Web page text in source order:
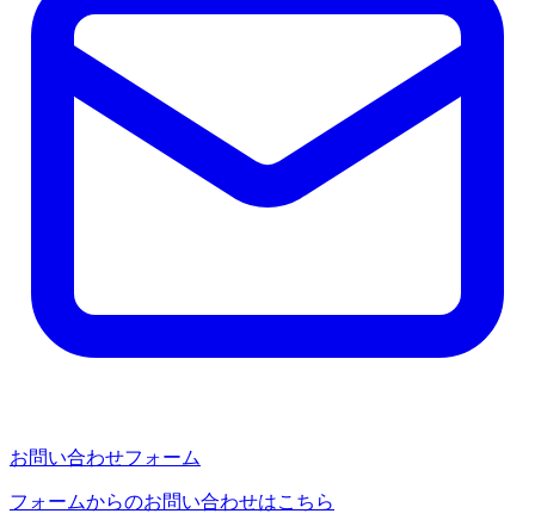
お問い合わせフォーム
フォームからのお問い合わせはこちら